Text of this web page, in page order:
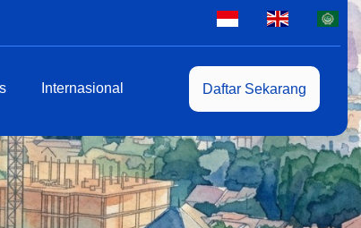
Internasional Daftar Sekarang